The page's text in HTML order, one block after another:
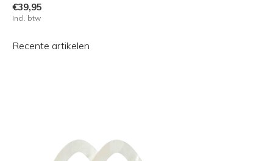
€39,95
Incl. btw
Recente artikelen